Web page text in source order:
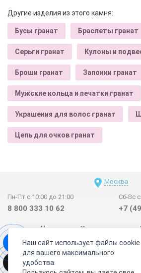
Другие изделия из этого камня:
Бусы гранат Браслеты гранат
Серьги гранат Кулоны и
Броши гранат Запонки гранат
Мужские кольца и печатки гранат
Украшения для волос гранат
Цепь для очков гранат
Москва
Пн-Пт с 10:00 до 21:00
8 800 333 10 62
Сб-Вс
+7
Новинки Поставщикам
Договор-оферта
О нас
Отзывы покупателей
Наш сайт использует файлы cookie
для вашего максимального
удобства.